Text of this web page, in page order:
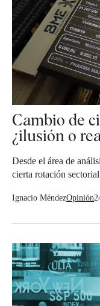
Cambio de
¿ilusión o
Desde el área de
cierta rotación
Ignacio MéndezOpinión